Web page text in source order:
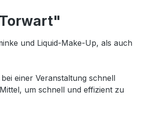
und Liquid-Make-Up, als auch
einer Veranstaltung schnell
um schnell und effizient zu